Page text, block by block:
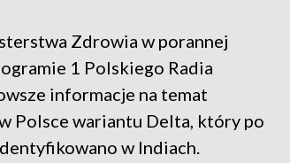
Zdrowia w porannej
1 Polskiego Radia
informacje na temat
Polsce wariantu Delta, który po
w Indiach.